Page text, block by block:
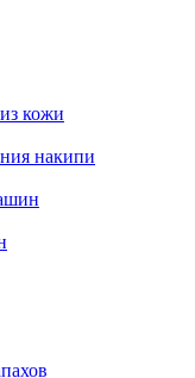
кожи
накипи